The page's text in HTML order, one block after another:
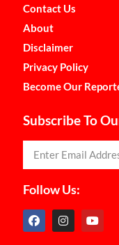
Contact Us
About
Disclaimer
Privacy Policy
Become Our
Subscribe To
Follow Us: